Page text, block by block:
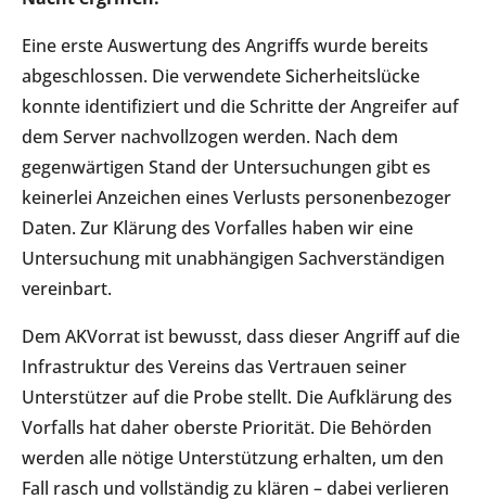
Eine erste Auswertung des Angriffs wurde bereits
abgeschlossen. Die verwendete Sicherheitslücke
konnte identifiziert und die Schritte der Angreifer auf
dem Server nachvollzogen werden. Nach dem
gegenwärtigen Stand der Untersuchungen gibt es
keinerlei Anzeichen eines Verlusts personenbezoger
Daten. Zur Klärung des Vorfalles haben wir eine
Untersuchung mit unabhängigen Sachverständigen
vereinbart.
Dem AKVorrat ist bewusst, dass dieser Angriff auf die
Infrastruktur des Vereins das Vertrauen seiner
Unterstützer auf die Probe stellt. Die Aufklärung des
Vorfalls hat daher oberste Priorität. Die Behörden
werden alle nötige Unterstützung erhalten, um den
Fall rasch und vollständig zu klären – dabei verlieren